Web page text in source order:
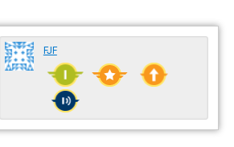
FJF